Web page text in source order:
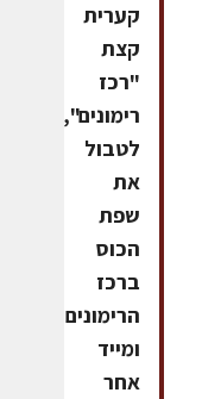
קערית
קצת
"רכז
רימונים",
לטבול
את
שפת
הכוס
ברכז
הרימונים
ומייד
אחר